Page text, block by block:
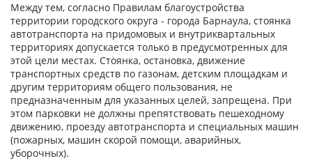
Между тем, согласно Правилам благоустройства
территории городского округа - города Барнаула, стоянка
автотранспорта на придомовых и внутриквартальных
территориях допускается только в предусмотренных для
этой цели местах. Стоянка, остановка, движение
транспортных средств по газонам, детским площадкам и
другим территориям общего пользования, не
предназначенным для указанных целей, запрещена. При
этом парковки не должны препятствовать пешеходному
движению, проезду автотранспорта и специальных машин
(пожарных, машин скорой помощи, аварийных,
уборочных).